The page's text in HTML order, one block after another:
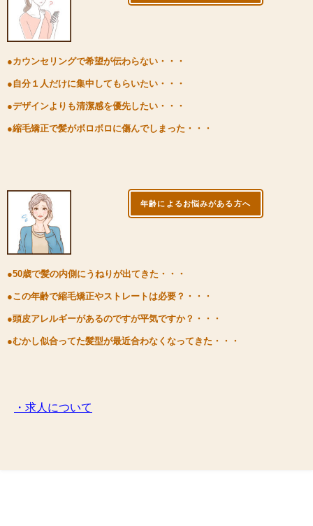
●カウンセリングで希望が伝わらない・・・
●自分１人だけに集中してもらいたい・・・
●デザインよりも清潔感を優先したい・・・
●縮毛矯正で髪がボロボロに傷んでしまった・・・
年齢によるお悩みがある方へ
●50歳で髪の内側にうねりが出てきた・・・
●この年齢で縮毛矯正やストレートは必要？・・・
●頭皮アレルギーがあるのですが平気ですか？・・・
●むかし似合ってた髪型が最近合わなくなってきた・・・
・求人について